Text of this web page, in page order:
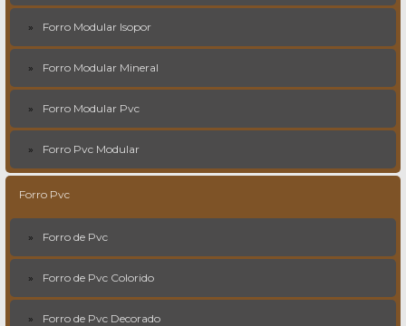
Forro Modular Isopor
Forro Modular Mineral
Forro Modular Pvc
Forro Pvc Modular
Forro Pvc
Forro de Pvc
Forro de Pvc Colorido
Forro de Pvc Decorado